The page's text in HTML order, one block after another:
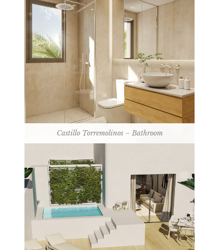
Castillo Torremolinos – Bathroom